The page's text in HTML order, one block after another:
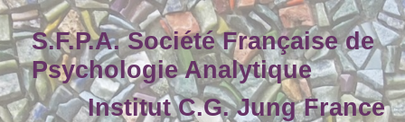
Skip
to
contentS.F.P.A. Société Française de
Psychologie Analytique
Institut C.G. Jung France